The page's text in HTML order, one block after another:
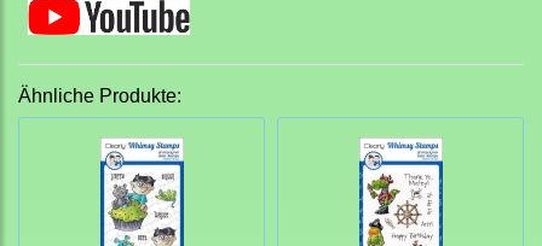
Ähnliche Produkte: